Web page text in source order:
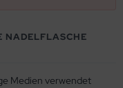
NADELFLASCHE
Medien verwendet